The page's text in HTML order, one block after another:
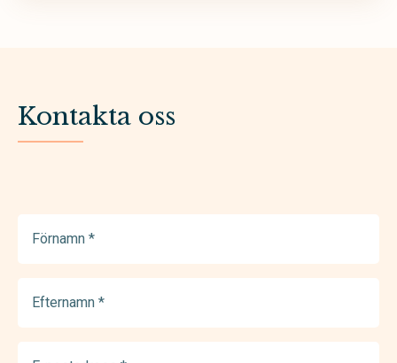
Kontakta oss
(Required)
(Required)